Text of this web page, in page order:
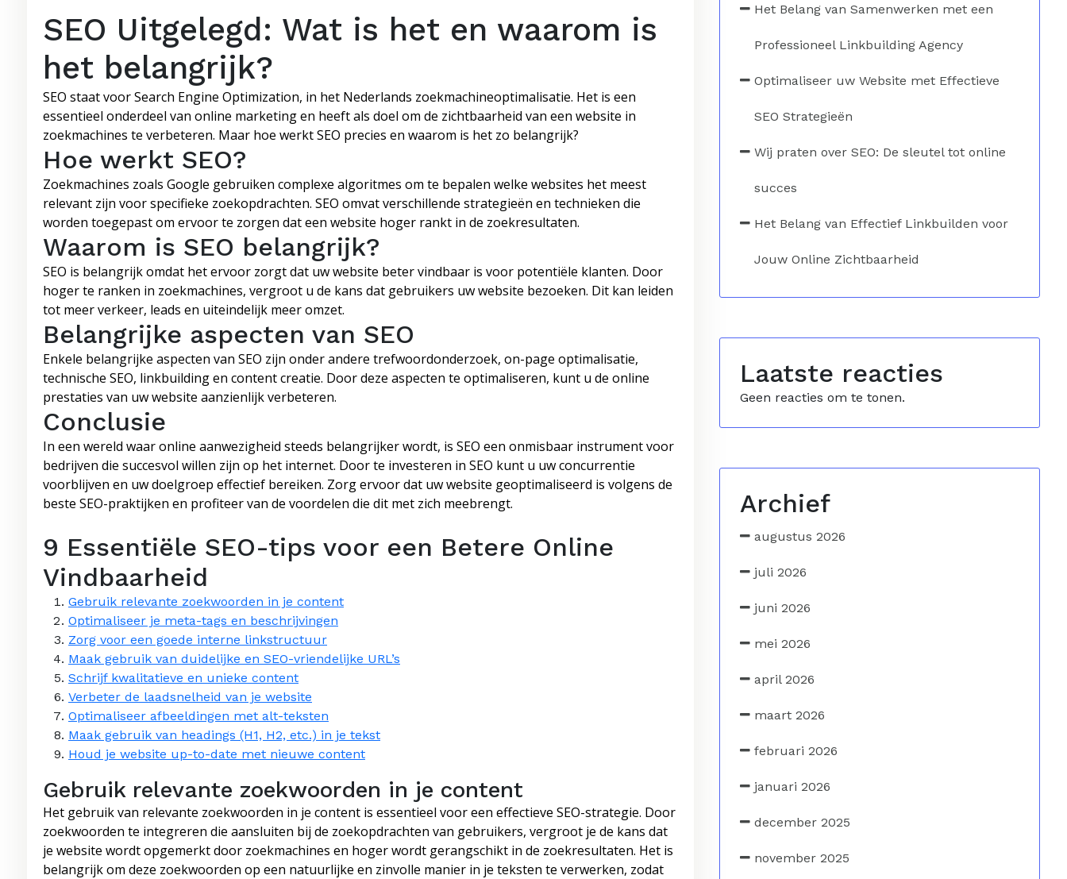
SEO Uitgelegd: Wat is het en waarom is
het belangrijk?
SEO staat voor Search Engine Optimization, in het Nederlands zoekmachineoptimalisatie. Het is een
essentieel onderdeel van online marketing en heeft als doel om de zichtbaarheid van een website in
zoekmachines te verbeteren. Maar hoe werkt SEO precies en waarom is het zo belangrijk?
Hoe werkt SEO?
Zoekmachines zoals Google gebruiken complexe algoritmes om te bepalen welke websites het meest
relevant zijn voor specifieke zoekopdrachten. SEO omvat verschillende strategieën en technieken die
worden toegepast om ervoor te zorgen dat een website hoger rankt in de zoekresultaten.
Waarom is SEO belangrijk?
SEO is belangrijk omdat het ervoor zorgt dat uw website beter vindbaar is voor potentiële klanten. Door
hoger te ranken in zoekmachines, vergroot u de kans dat gebruikers uw website bezoeken. Dit kan leiden
tot meer verkeer, leads en uiteindelijk meer omzet.
Belangrijke aspecten van SEO
Enkele belangrijke aspecten van SEO zijn onder andere trefwoordonderzoek, on-page optimalisatie,
technische SEO, linkbuilding en content creatie. Door deze aspecten te optimaliseren, kunt u de online
prestaties van uw website aanzienlijk verbeteren.
Conclusie
In een wereld waar online aanwezigheid steeds belangrijker wordt, is SEO een onmisbaar instrument voor
bedrijven die succesvol willen zijn op het internet. Door te investeren in SEO kunt u uw concurrentie
voorblijven en uw doelgroep effectief bereiken. Zorg ervoor dat uw website geoptimaliseerd is volgens de
beste SEO-praktijken en profiteer van de voordelen die dit met zich meebrengt.
9 Essentiële SEO-tips voor een Betere Online
Vindbaarheid
Gebruik relevante zoekwoorden in je content
Optimaliseer je meta-tags en beschrijvingen
Zorg voor een goede interne linkstructuur
Maak gebruik van duidelijke en SEO-vriendelijke URL’s
Schrijf kwalitatieve en unieke content
Verbeter de laadsnelheid van je website
Optimaliseer afbeeldingen met alt-teksten
Maak gebruik van headings (H1, H2, etc.) in je tekst
Houd je website up-to-date met nieuwe content
Gebruik relevante zoekwoorden in je content
Het gebruik van relevante zoekwoorden in je content is essentieel voor een effectieve SEO-strategie. Door
zoekwoorden te integreren die aansluiten bij de zoekopdrachten van gebruikers, vergroot je de kans dat
je website wordt opgemerkt door zoekmachines en hoger wordt gerangschikt in de zoekresultaten. Het is
belangrijk om deze zoekwoorden op een natuurlijke en zinvolle manier in je teksten te verwerken, zodat
Het Belang van Samenwerken met een
Professioneel Linkbuilding Agency
Optimaliseer uw Website met Effectieve
SEO Strategieën
Wij praten over SEO: De sleutel tot online
succes
Het Belang van Effectief Linkbuilden voor
Jouw Online Zichtbaarheid
Laatste reacties
Geen reacties om te tonen.
Archief
augustus 2026
juli 2026
juni 2026
mei 2026
april 2026
maart 2026
februari 2026
januari 2026
december 2025
november 2025